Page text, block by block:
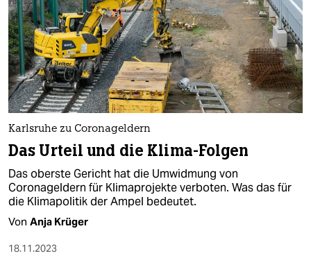
Karlsruhe zu Coronageldern
Das Urteil und die Klima-Folgen
Das oberste Gericht hat die Umwidmung von
Coronageldern für Klimaprojekte verboten. Was das für
die Klimapolitik der Ampel bedeutet.
Von Anja Krüger
18.11.2023